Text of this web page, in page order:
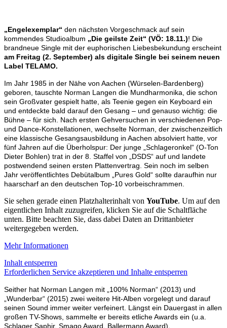
„Engelexemplar“ den nächsten Vorgeschmack auf sein
kommendes Studioalbum „Die geilste Zeit“ (VÖ: 18.11.)! Die
brandneue Single mit der euphorischen Liebesbekundung erscheint
am Freitag (2. September) als digitale Single bei seinem neuen
Label TELAMO.
Im Jahr 1985 in der Nähe von Aachen (Würselen-Bardenberg)
geboren, tauschte Norman Langen die Mundharmonika, die schon
sein Großvater gespielt hatte, als Teenie gegen ein Keyboard ein
und entdeckte bald darauf den Gesang – und genauso wichtig: die
Bühne – für sich. Nach ersten Gehversuchen in verschiedenen Pop-
und Dance-Konstellationen, wechselte Norman, der zwischenzeitlich
eine klassische Gesangsausbildung in Aachen absolviert hatte, vor
fünf Jahren auf die Überholspur: Der junge „Schlageronkel“ (O-Ton
Dieter Bohlen) trat in der 8. Staffel von „DSDS“ auf und landete
postwendend seinen ersten Plattenvertrag. Sein noch im selben
Jahr veröffentlichtes Debütalbum „Pures Gold“ sollte daraufhin nur
haarscharf an den deutschen Top-10 vorbeischrammen.
Sie sehen gerade einen Platzhalterinhalt von YouTube. Um auf den
eigentlichen Inhalt zuzugreifen, klicken Sie auf die Schaltfläche
unten. Bitte beachten Sie, dass dabei Daten an Drittanbieter
weitergegeben werden.
Mehr Informationen
Inhalt entsperren
Erforderlichen Service akzeptieren und Inhalte entsperren
Seither hat Norman Langen mit „100% Norman“ (2013) und
„Wunderbar“ (2015) zwei weitere Hit-Alben vorgelegt und darauf
seinen Sound immer weiter verfeinert. Längst ein Dauergast in allen
großen TV-Shows, sammelte er bereits etliche Awards ein (u.a.
Schlager Saphir, Smago Award, Ballermann Award).